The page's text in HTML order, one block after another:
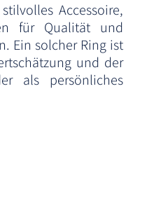
Accessoire,
für Qualität und
Ein solcher Ring ist
und der
als persönliches